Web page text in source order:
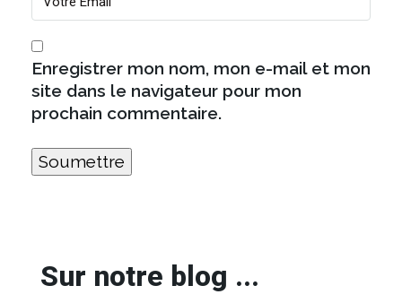
Enregistrer mon nom, mon e-mail et mon
site dans le navigateur pour mon
prochain commentaire.
Sur notre blog ...